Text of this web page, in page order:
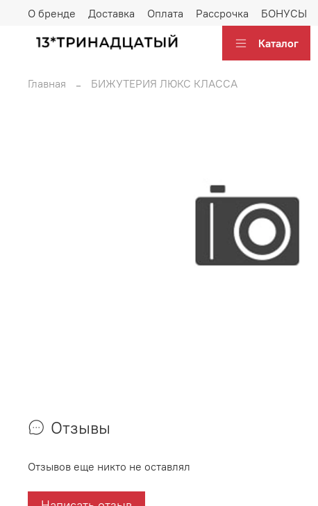
О бренде Доставка Оплата Рассрочка БОНУСЫ
Каталог
Главная БИЖУТЕРИЯ ЛЮКС КЛАССА
Отзывы
Отзывов еще никто не оставлял